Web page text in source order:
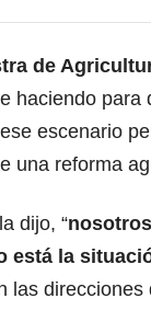
de
haciendo para
escenario
una reforma
dijo, “
está la
las